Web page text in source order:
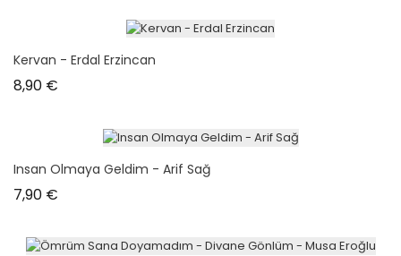
Kervan - Erdal Erzincan
8,90 €
Insan Olmaya Geldim - Arif Sağ
7,90 €